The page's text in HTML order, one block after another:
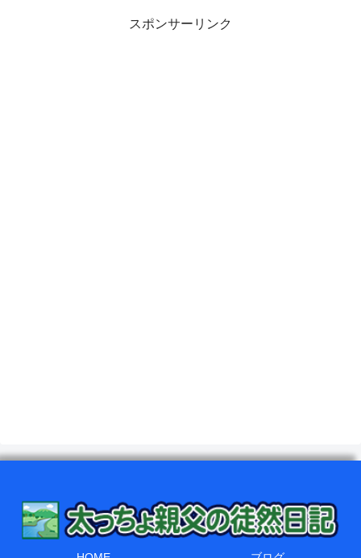
スポンサーリンク